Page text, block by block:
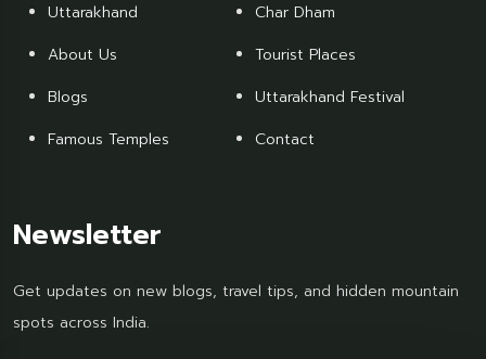
Uttarakhand
About Us
Blogs
Famous Temples
Char Dham
Tourist Places
Uttarakhand Festival
Contact
Newsletter
Get updates on new blogs, travel tips, and hidden mountain
spots across India.